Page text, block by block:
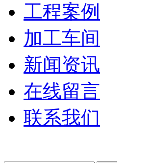
工程案例
加工车间
新闻资讯
在线留言
联系我们